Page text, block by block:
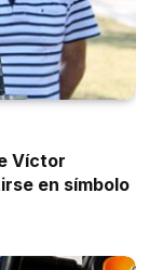
Víctor
en símbolo